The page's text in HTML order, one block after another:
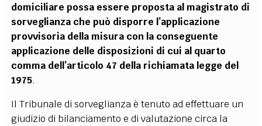
domiciliare possa essere proposta al magistrato di
sorveglianza che può disporre l’applicazione
provvisoria della misura con la conseguente
applicazione delle disposizioni di cui al quarto
comma dell’articolo 47 della richiamata legge del
1975.
Il Tribunale di sorveglianza è tenuto ad effettuare un
giudizio di bilanciamento e di valutazione circa la